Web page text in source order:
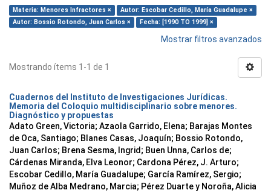
Materia: Menores Infractores ×
Autor: Escobar Cedillo, María Guadalupe ×
Autor: Bossio Rotondo, Juan Carlos ×
Fecha: [1990 TO 1999] ×
Mostrar filtros avanzados
Mostrando ítems 1-1 de 1
Cuadernos del Instituto de Investigaciones Jurídicas.
Memoria del Coloquio multidisciplinario sobre menores.
Diagnóstico y propuestas
Adato Green, Victoria; Azaola Garrido, Elena; Barajas Montes
de Oca, Santiago; Blanes Casas, Joaquín; Bossio Rotondo,
Juan Carlos; Brena Sesma, Ingrid; Buen Unna, Carlos de;
Cárdenas Miranda, Elva Leonor; Cardona Pérez, J. Arturo;
Escobar Cedillo, María Guadalupe; García Ramírez, Sergio;
Muñoz de Alba Medrano, Marcia; Pérez Duarte y Noroña, Alicia